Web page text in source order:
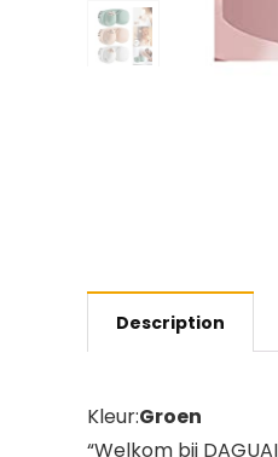
Description
Kleur:Groen
“Welkom bij DAGUAI